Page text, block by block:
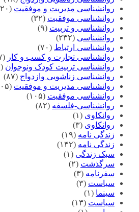
روانشناسی مدیریت و موفقیت (۲۰)
روانشناسی موفقیت (۳۲)
روانشناسی و تربیت (۹)
روانشناسی (۲۳۲)
روانشناسی ارتباط (۷۰)
روانشناسی تجارت و کسب و کار (۵۷)
روانشناسی تربیت کودک ونوجوان (۱۰۵)
روانشناسی زناشویی وازدواج (۸۷)
روانشناسی مدیریت و موفقیت (۱۰۵)
روانشناسی موفقیت (۱۰۵)
روانشناسی-فلسفه (۸۲)
روانکاوی (۱)
روانکاوی (۳)
زندگی نامه (۱۹)
زندگی نامه (۱۴۲)
سبک زندگی (۱)
سرگذشت (۲)
سفرنامه (۳)
سیاست (۳)
سینما (۱)
سیاست (۱۳)